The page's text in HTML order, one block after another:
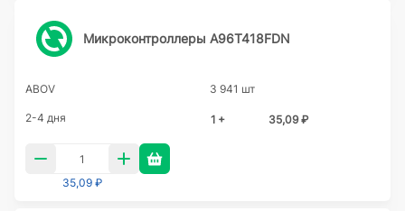
Микроконтроллеры A96T418FDN
ABOV 3 941 шт
2-4 дня 1 + 35,09 ₽
35,09 ₽